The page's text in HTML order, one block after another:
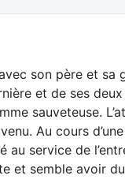
avec son père et
et de ses
sauveteuse.
Au cours
service de
et semble avoir